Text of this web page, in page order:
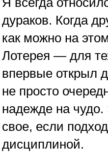
дураков. Когда
как можно на
Лотерея — для
впервые открыл
не просто
надежде на
свое, если
дисциплиной.